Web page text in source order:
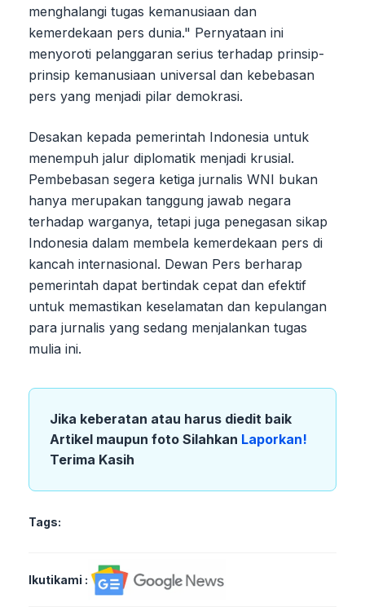
menghalangi tugas kemanusiaan dan
kemerdekaan pers dunia." Pernyataan ini
menyoroti pelanggaran serius terhadap prinsip-
prinsip kemanusiaan universal dan kebebasan
pers yang menjadi pilar demokrasi.
Desakan kepada pemerintah Indonesia untuk
menempuh jalur diplomatik menjadi krusial.
Pembebasan segera ketiga jurnalis WNI bukan
hanya merupakan tanggung jawab negara
terhadap warganya, tetapi juga penegasan sikap
Indonesia dalam membela kemerdekaan pers di
kancah internasional. Dewan Pers berharap
pemerintah dapat bertindak cepat dan efektif
untuk memastikan keselamatan dan kepulangan
para jurnalis yang sedang menjalankan tugas
mulia ini.
Jika keberatan atau harus diedit baik
Artikel maupun foto Silahkan Laporkan!
Terima Kasih
Tags:
Ikutikami :